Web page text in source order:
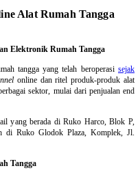
Alat Rumah Tangga
Elektronik Rumah Tangga
tanggayang telah beroperasisejak
online dan ritel produk-produk alat
sektor, mulai dari penjualan end
yang berada di Ruko Harco, Blok P,
di Ruko Glodok Plaza, Komplek, Jl.
Tangga